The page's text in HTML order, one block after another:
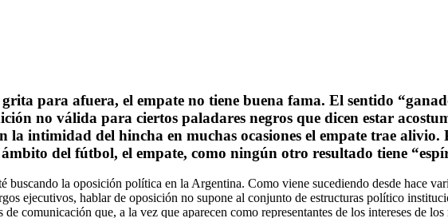
para afuera, el empate no tiene buena fama. El sentido
no válida para ciertos paladares negros que dicen estar
intimidad del hincha en muchas ocasiones el empate trae alivio.
del fútbol, el empate, como ningún otro resultado tiene
buscando la oposición política en la Argentina. Como viene sucediendo desde hace
ejecutivos, hablar de oposición no supone al conjunto de estructuras político
comunicación que, a la vez que aparecen como representantes de los intereses de